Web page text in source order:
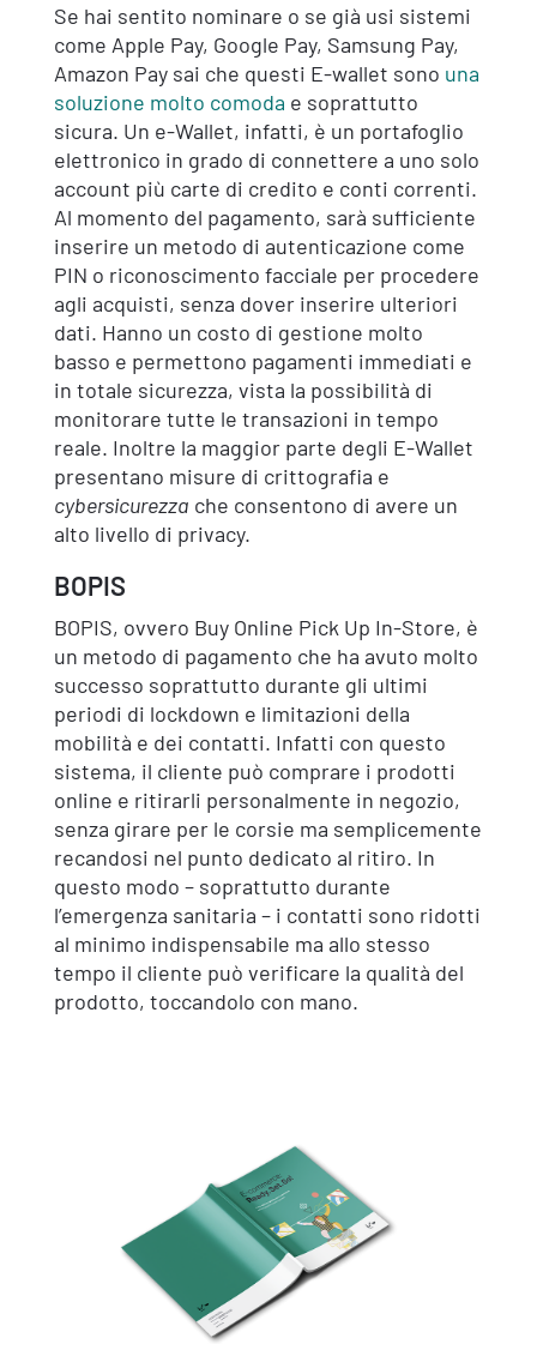
Se hai sentito nominare o se già usi sistemi
come Apple Pay, Google Pay, Samsung Pay,
Amazon Pay sai che questi E-wallet sono una
soluzione molto comoda e soprattutto
sicura. Un e-Wallet, infatti, è un portafoglio
elettronico in grado di connettere a uno solo
account più carte di credito e conti correnti.
Al momento del pagamento, sarà sufficiente
inserire un metodo di autenticazione come
PIN o riconoscimento facciale per procedere
agli acquisti, senza dover inserire ulteriori
dati. Hanno un costo di gestione molto
basso e permettono pagamenti immediati e
in totale sicurezza, vista la possibilità di
monitorare tutte le transazioni in tempo
reale. Inoltre la maggior parte degli E-Wallet
presentano misure di crittografia e
cybersicurezza che consentono di avere un
alto livello di privacy.
BOPIS
BOPIS, ovvero Buy Online Pick Up In-Store, è
un metodo di pagamento che ha avuto molto
successo soprattutto durante gli ultimi
periodi di lockdown e limitazioni della
mobilità e dei contatti. Infatti con questo
sistema, il cliente può comprare i prodotti
online e ritirarli personalmente in negozio,
senza girare per le corsie ma semplicemente
recandosi nel punto dedicato al ritiro. In
questo modo – soprattutto durante
l’emergenza sanitaria – i contatti sono ridotti
al minimo indispensabile ma allo stesso
tempo il cliente può verificare la qualità del
prodotto, toccandolo con mano.